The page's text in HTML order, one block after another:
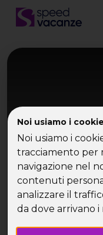
Noi usiamo i
Noi usiamo i
tracciamento per
navigazione nel
contenuti
analizzare il
da dove arrivano i
Sardegna
La